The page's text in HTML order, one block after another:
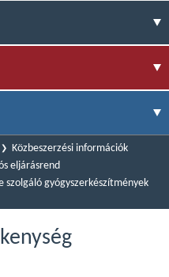
Közbeszerzési információk
eljárásrend
szolgáló gyógyszerkészítmények